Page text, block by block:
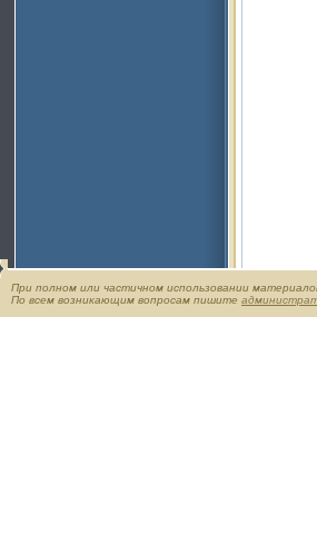
При полном или частичном использовании
По всем возникающим вопросам пишите